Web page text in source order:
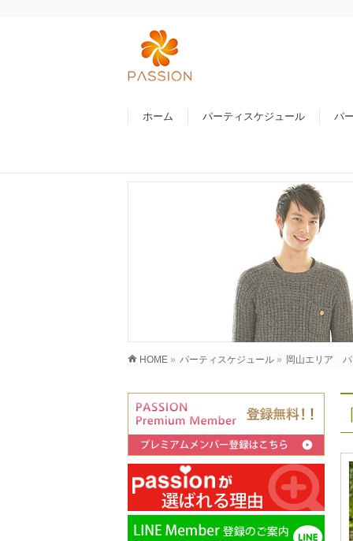
ホーム パーティスケジュール パ
HOME » パーティスケジュール » 岡山エリア パ